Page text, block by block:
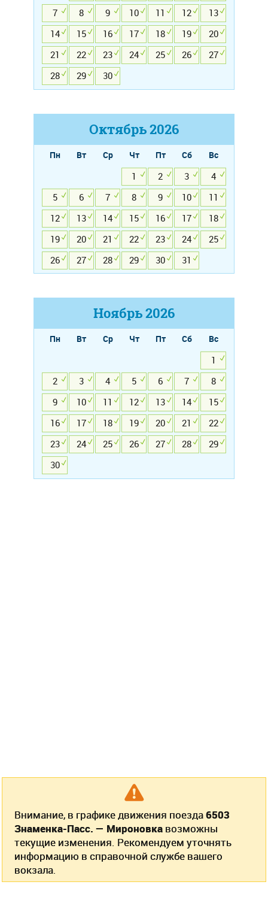
7
8 9 10 11 12
13
14
15 16 17 18 19
20
21
22 23 24 25 26
27
28
29 30
Октябрь2026
Пн Вт Ср Чт Пт Сб
Вс
1
2 3
4
5
6 7 8 9 10
11
12
13 14 15 16 17
18
19
20 21 22 23 24
25
26
27 28 29 30 31
Ноябрь2026
Пн Вт Ср Чт Пт Сб
Вс
1
2
3 4 5 6 7
8
9
10 11 12 13 14
15
16
17 18 19 20 21
22
23
24 25 26 27 28
29
30
Внимание, в графике движения поезда6503
Знаменка-Пасс. — Мироновка возможны
текущие изменения. Рекомендуем уточнять
информацию в справочной службе вашего
вокзала.